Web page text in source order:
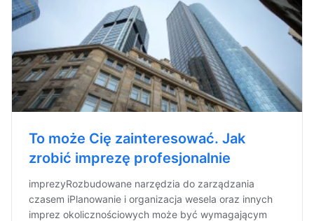
To może Cię zainteresować. Jak
zrobić imprezę profesjonalnie
imprezyRozbudowane narzędzia do zarządzania
czasem iPlanowanie i organizacja wesela oraz innych
imprez okolicznościowych może być wymagającym